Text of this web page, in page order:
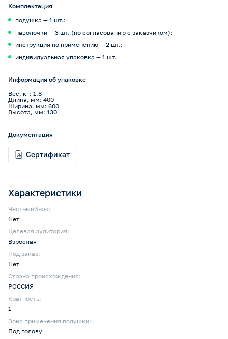
Характеристики
ЧестныйЗнак:
Нет
Целевая аудитория:
Взрослая
Под заказ:
Нет
Страна происхождения:
РОССИЯ
Кратность:
1
Зона применения подушки:
Под голову
Комплектация
подушка — 1 шт.:
наволочки — 3 шт. (по согласованию с заказчиком):
инструкция по применению — 2 шт.:
индивидуальная упаковка — 1 шт.
Информация об упаковке
Вес, кг: 1.8
Длина, мм: 400
Ширина, мм: 600
Высота, мм: 130
Документация
Сертификат